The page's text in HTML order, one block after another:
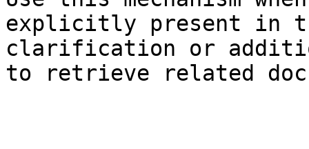
explicitly present in
clarification or